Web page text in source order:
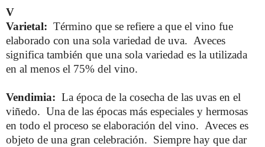
V
Varietal: Término que se refiere a que el vino fue
elaborado con una sola variedad de uva. Aveces
significa también que una sola variedad es la utilizada
en al menos el 75% del vino.
Vendimia: La época de la cosecha de las uvas en el
viñedo. Una de las épocas más especiales y hermosas
en todo el proceso se elaboración del vino. Aveces es
objeto de una gran celebración. Siempre hay que dar